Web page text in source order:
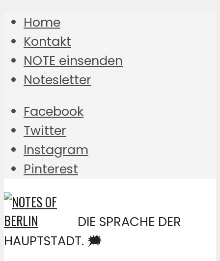
Home
Kontakt
NOTE einsenden
Notesletter
Facebook
Twitter
Instagram
Pinterest
DIE SPRACHE DER
HAUPTSTADT. 🗯️